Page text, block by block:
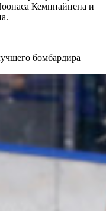
Кемппайнена и
бомбардира